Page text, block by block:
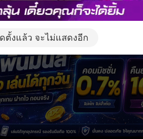
ตั้งแล้ว จะไม่แสดงอีก